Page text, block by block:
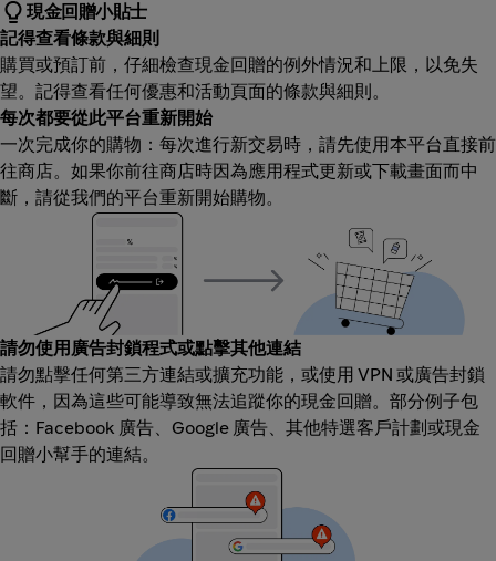
現金回贈小貼士
記得查看條款與細則
購買或預訂前，仔細檢查現金回贈的例外情況和上限，以免失
望。記得查看任何優惠和活動頁面的條款與細則。
每次都要從此平台重新開始
一次完成你的購物：每次進行新交易時，請先使用本平台直接前
往商店。如果你前往商店時因為應用程式更新或下載畫面而中
斷，請從我們的平台重新開始購物。
請勿使用廣告封鎖程式或點擊其他連結
請勿點擊任何第三方連結或擴充功能，或使用 VPN 或廣告封鎖
軟件，因為這些可能導致無法追蹤你的現金回贈。部分例子包
括：Facebook 廣告、Google 廣告、其他特選客戶計劃或現金
回贈小幫手的連結。